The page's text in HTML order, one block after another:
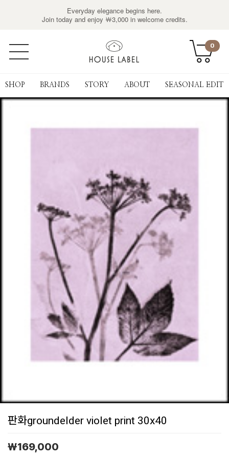
Everyday elegance begins here.
Join today and enjoy ￦3,000 in welcome credits.
0
SHOP BRANDS STORY ABOUT SEASONAL EDIT
판화groundelder violet print 30x40
￦169,000